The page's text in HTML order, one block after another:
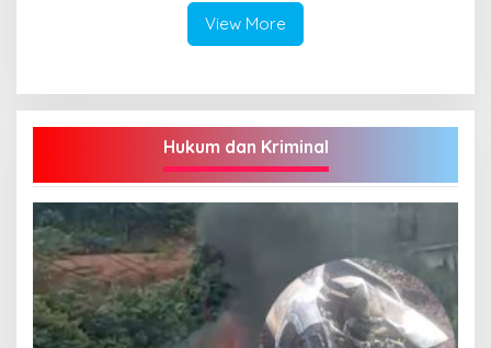
View More
Hukum dan Kriminal